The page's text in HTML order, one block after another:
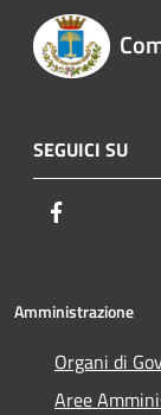
SEGUICI SU
Amministrazione
Organi di
Aree